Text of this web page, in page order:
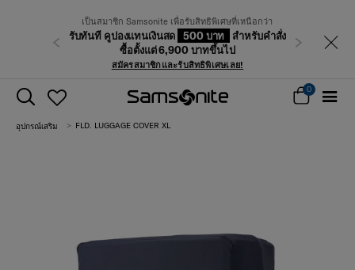
เป็นสมาชิก Samsonite เพื่อรับสิทธิพิเศษที่เหนือกว่า
รับทันที คูปองแทนเงินสด 500 บาท
สำหรับคำสั่ง
ซื้อตั้งแต่ 6,900 บาทขึ้นไป
สมัครสมาชิกและรับสิทธิพิเศษเลย!
ก่อนหน้า ถัดไป
0
อุปกรณ์เสริม FLD. LUGGAGE COVER XL